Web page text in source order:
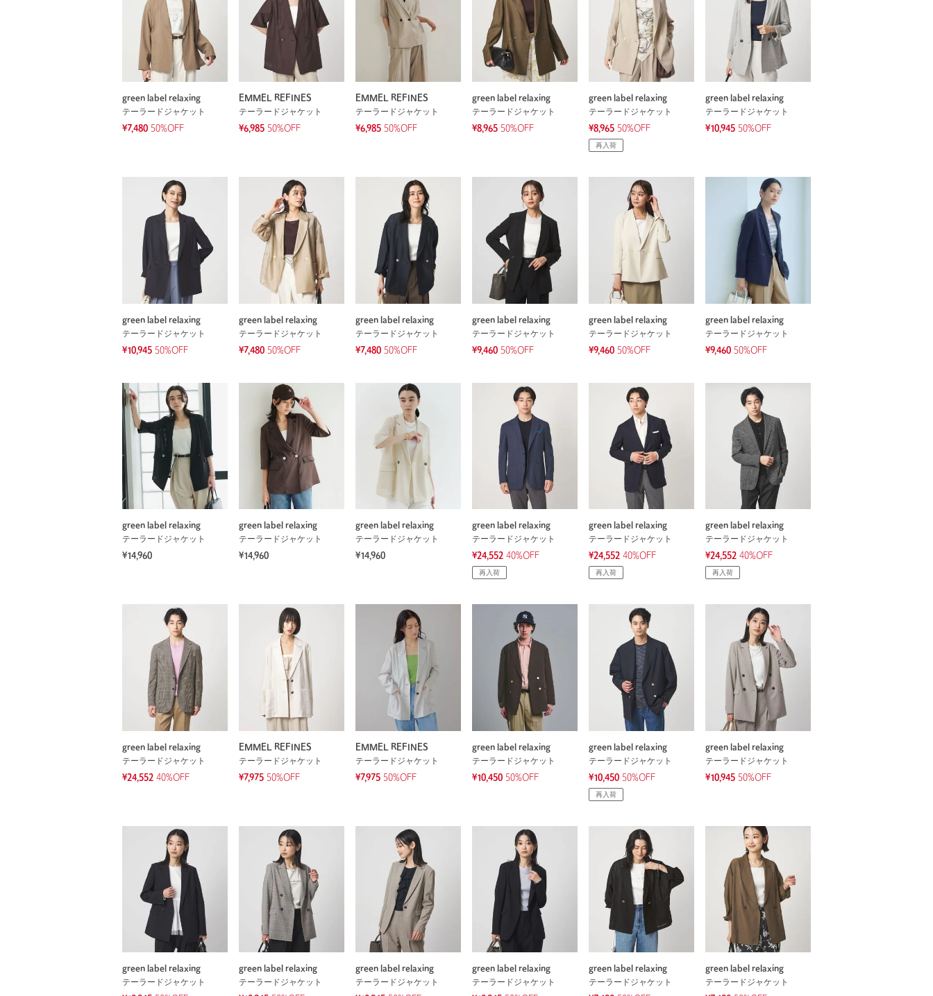
green label relaxing
テーラードジャケット
¥7,480 50%OFF
EMMEL REFINES
テーラードジャケット
¥6,985 50%OFF
EMMEL REFINES
テーラードジャケット
¥6,985 50%OFF
green label relaxing
テーラードジャケット
¥8,965 50%OFF
green label relaxing
テーラードジャケット
¥8,965 50%OFF
再入荷
green label relaxing
テーラードジャケット
¥10,945 50%OFF
green label relaxing
テーラードジャケット
¥10,945 50%OFF
green label relaxing
テーラードジャケット
¥7,480 50%OFF
green label relaxing
テーラードジャケット
¥7,480 50%OFF
green label relaxing
テーラードジャケット
¥9,460 50%OFF
green label relaxing
テーラードジャケット
¥9,460 50%OFF
green label relaxing
テーラードジャケット
¥9,460 50%OFF
green label relaxing
テーラードジャケット
¥14,960
green label relaxing
テーラードジャケット
¥14,960
green label relaxing
テーラードジャケット
¥14,960
green label relaxing
テーラードジャケット
¥24,552 40%OFF
再入荷
green label relaxing
テーラードジャケット
¥24,552 40%OFF
再入荷
green label relaxing
テーラードジャケット
¥24,552 40%OFF
再入荷
green label relaxing
テーラードジャケット
¥24,552 40%OFF
EMMEL REFINES
テーラードジャケット
¥7,975 50%OFF
EMMEL REFINES
テーラードジャケット
¥7,975 50%OFF
green label relaxing
テーラードジャケット
¥10,450 50%OFF
green label relaxing
テーラードジャケット
¥10,450 50%OFF
再入荷
green label relaxing
テーラードジャケット
¥10,945 50%OFF
green label relaxing
テーラードジャケット
green label relaxing
テーラードジャケット
green label relaxing
テーラードジャケット
green label relaxing
テーラードジャケット
green label relaxing
テーラードジャケット
green label relaxing
テーラードジャケット